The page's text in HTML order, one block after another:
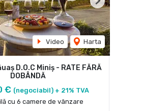
Video Harta
Next
D.O.C Miniș - RATE FĂRĂ
DOBÂNDĂ
€ (negociabil) + 21% TVA
cu 6 camere de vânzare